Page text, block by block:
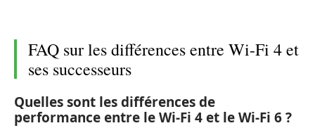
FAQ sur les différences entre Wi-Fi 4 et
ses successeurs
Quelles sont les différences de
performance entre le Wi-Fi 4 et le Wi-Fi 6 ?